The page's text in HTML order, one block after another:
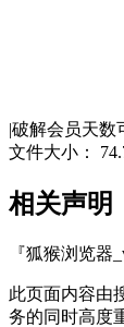
|破解会员天数
文件大小：
相关声明
『狐猴浏览
此页面内容由
务的同时高度